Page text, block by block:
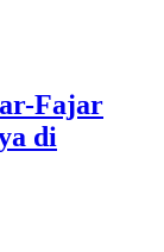
Fajar
di